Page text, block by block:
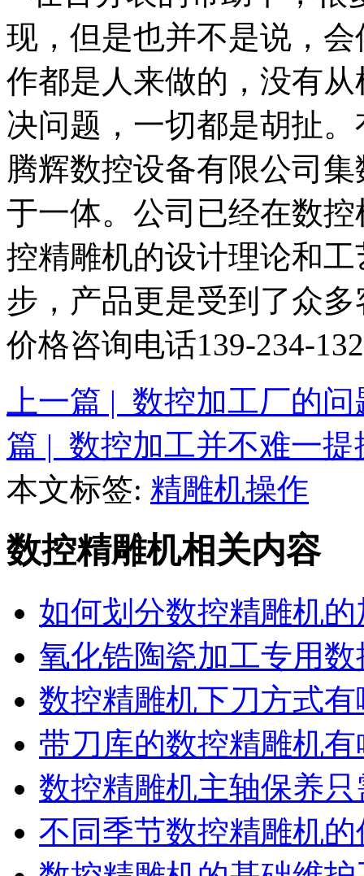
现，但是也并不是说，
作都是人来做的，没有
决问题，一切都是胡扯
腾辉数控设备有限公司
于一体。公司已经在数
控精雕机的设计理论和
步，产品更是受到了众
价格咨询电话139-234-
上一篇 | 数控加工厂的
篇 | 数控加工并不难一提
本文标签: 精雕机操作
数控精雕机相关内容
如何划分数控精雕机
氧化锆陶瓷加工专用
数控精雕机下刀方式
带刀库的数控精雕机
数控精雕机主轴保养
不同季节数控精雕机